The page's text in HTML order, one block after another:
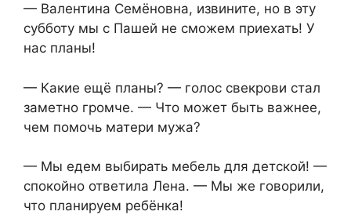
— Валентина Семёновна, извините, но в эту
субботу мы с Пашей не сможем приехать! У
нас планы!
— Какие ещё планы? — голос свекрови стал
заметно громче. — Что может быть важнее,
чем помочь матери мужа?
— Мы едем выбирать мебель для детской! —
спокойно ответила Лена. — Мы же говорили,
что планируем ребёнка!